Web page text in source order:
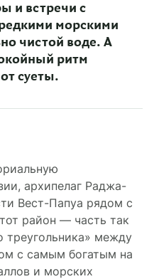
и встречи с
морскими
чистой воде. А
ритм
суеты.
архипелаг Раджа-
Вест-Папуа рядом с
район — часть так
треугольника» между
с самым богатым на
и морских